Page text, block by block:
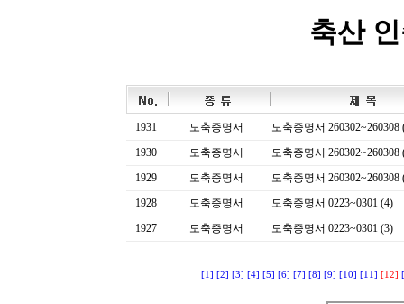
축산
1931 도축증명서
도축증명서 260302~260308
1930
도축증명서
도축증명서 260302~260308
1929
도축증명서
도축증명서 260302~260308
1928
도축증명서
도축증명서 0223~0301 (4)
1927
도축증명서 도축증명서 0223~0301 (3)
[1] [2] [3] [4] [5] [6] [7] [8] [9] [10] [11] [12]